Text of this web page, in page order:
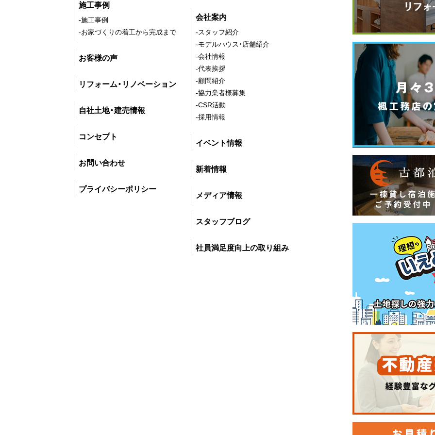
施工事例
-施工事例
-お家づくりの着工から完成まで
お客様の声
リフォーム・リノベーション
自社土地・建売情報
コンセプト
お問い合わせ
プライバシーポリシー
会社案内
-スタッフ紹介
-モデルハウス・店舗紹介
-会社情報
-代表挨拶
-顧問紹介
-協力業者様募集
-CSR活動
-採用情報
イベント情報
新着情報
メディア情報
スタッフブログ
社員満足度向上の取り組み